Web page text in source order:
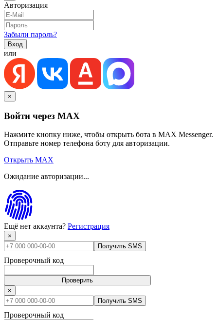
Авторизация
Забыли пароль?
или
×
Войти через MAX
Нажмите кнопку ниже, чтобы открыть бота в MAX Messenger.
Отправьте номер телефона боту для авторизации.
Открыть MAX
Ожидание авторизации...
Ещё нет аккаунта? Регистрация
×
Получить SMS
Проверочный код
Проверить
×
Получить SMS
Проверочный код